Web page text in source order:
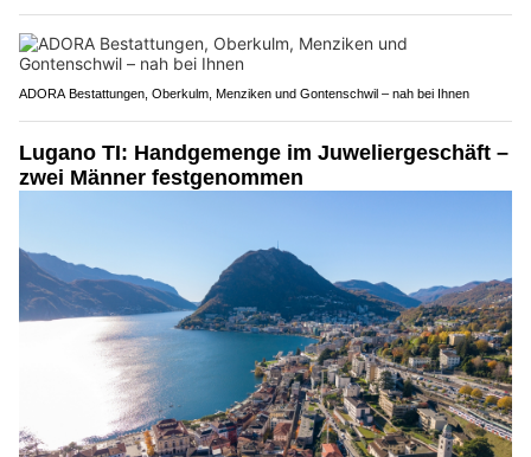
ADORA Bestattungen, Oberkulm, Menziken und Gontenschwil – nah bei Ihnen
Lugano TI: Handgemenge im Juweliergeschäft –
zwei Männer festgenommen